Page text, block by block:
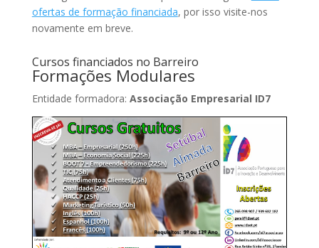
ofertas de formação financiada, por isso visite-nos
novamente em breve.
Cursos financiados no Barreiro
Formações Modulares
Entidade formadora: Associação Empresarial ID7